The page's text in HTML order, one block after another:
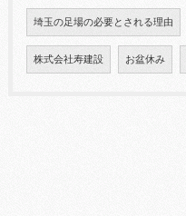
埼玉の足場の必要とされる理由
株式会社寿建設 お盆休み